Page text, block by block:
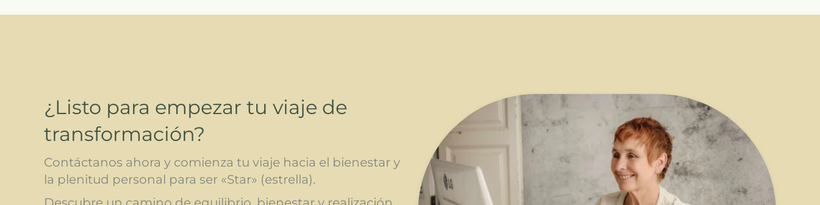
¿Listo para empezar tu viaje de
transformación?
Contáctanos ahora y comienza tu viaje hacia el bienestar y
la plenitud personal para ser «Star» (estrella).